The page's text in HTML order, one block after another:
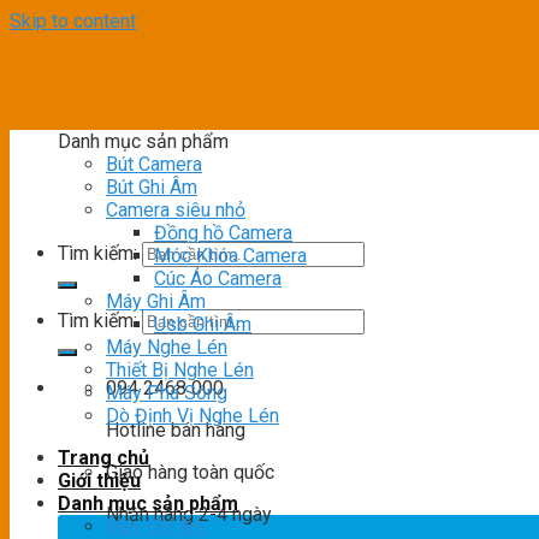
Skip to content
Tìm kiếm:
Tìm kiếm:
094 2468 000
Hotline bán hàng
Giao hàng toàn quốc
Nhận hàng 2-4 ngày
Danh mục sản phẩm
Bút Camera
Bút Ghi Âm
Camera siêu nhỏ
Đồng hồ Camera
Móc Khóa Camera
Cúc Áo Camera
Máy Ghi Âm
Usb Ghi Âm
Máy Nghe Lén
Thiết Bị Nghe Lén
Máy Phá Sóng
Dò Định Vị Nghe Lén
Trang chủ
Giới thiệu
Danh mục sản phẩm
Máy Ghi Âm